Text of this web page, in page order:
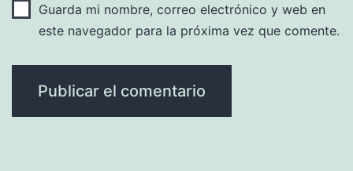
Guarda mi nombre, correo electrónico y web en
este navegador para la próxima vez que comente.